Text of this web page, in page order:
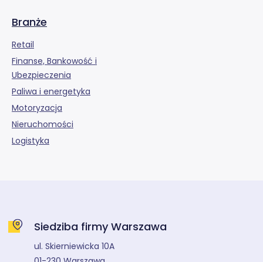
Branże
Retail
Finanse, Bankowość i
Ubezpieczenia
Paliwa i energetyka
Motoryzacja
Nieruchomości
Logistyka
Siedziba firmy Warszawa
ul. Skierniewicka 10A